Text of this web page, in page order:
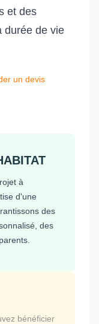
et des
durée de vie
un devis
à
d'une
des
des
bénéficier